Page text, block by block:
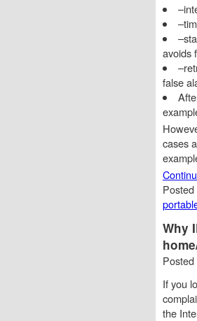
avoids
false
cases
Posted
Why
Posted
If you
the